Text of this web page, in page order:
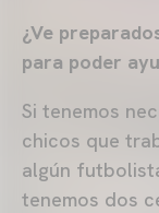
¿Ve
para poder
Si tenemos
chicos que
algún
tenemos dos